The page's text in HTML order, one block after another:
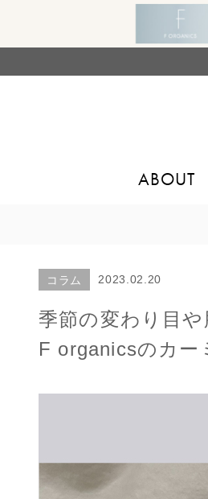
ABOUT
コラム 2023.02.20
季節の変わり目
F organicsのカー